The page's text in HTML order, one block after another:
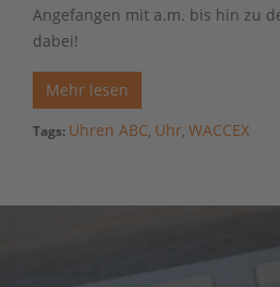
Angefangen mit a.m. bis hin zu
dabei!
Mehr lesen
Tags: Uhren ABC, Uhr, WACCEX